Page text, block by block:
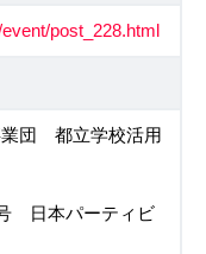
post_228.html
業団 都立学校活用
日本パーティビ